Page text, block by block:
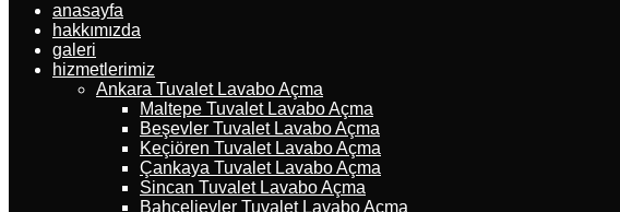
anasayfa
hakkımızda
galeri
hizmetlerimiz
Ankara Tuvalet Lavabo Açma
Maltepe Tuvalet Lavabo Açma
Beşevler Tuvalet Lavabo Açma
Keçiören Tuvalet Lavabo Açma
Çankaya Tuvalet Lavabo Açma
Sincan Tuvalet Lavabo Açma
Bahçelievler Tuvalet Lavabo Açma